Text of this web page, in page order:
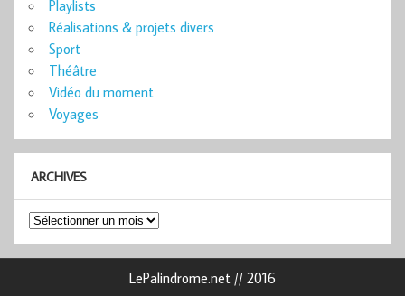
Playlists
Réalisations & projets divers
Sport
Théâtre
Vidéo du moment
Voyages
ARCHIVES
Archives
LePalindrome.net // 2016